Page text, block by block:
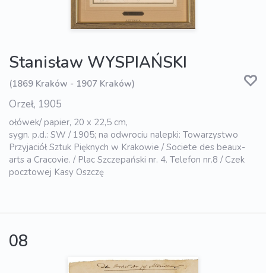
Stanisław WYSPIAŃSKI
(1869 Kraków - 1907 Kraków)
Orzeł, 1905
ołówek/ papier, 20 x 22,5 cm,
sygn. p.d.: SW / 1905; na odwrociu nalepki: Towarzystwo
Przyjaciół Sztuk Pięknych w Krakowie / Societe des beaux-
arts a Cracovie. / Plac Szczepański nr. 4. Telefon nr.8 / Czek
pocztowej Kasy Oszczę
08